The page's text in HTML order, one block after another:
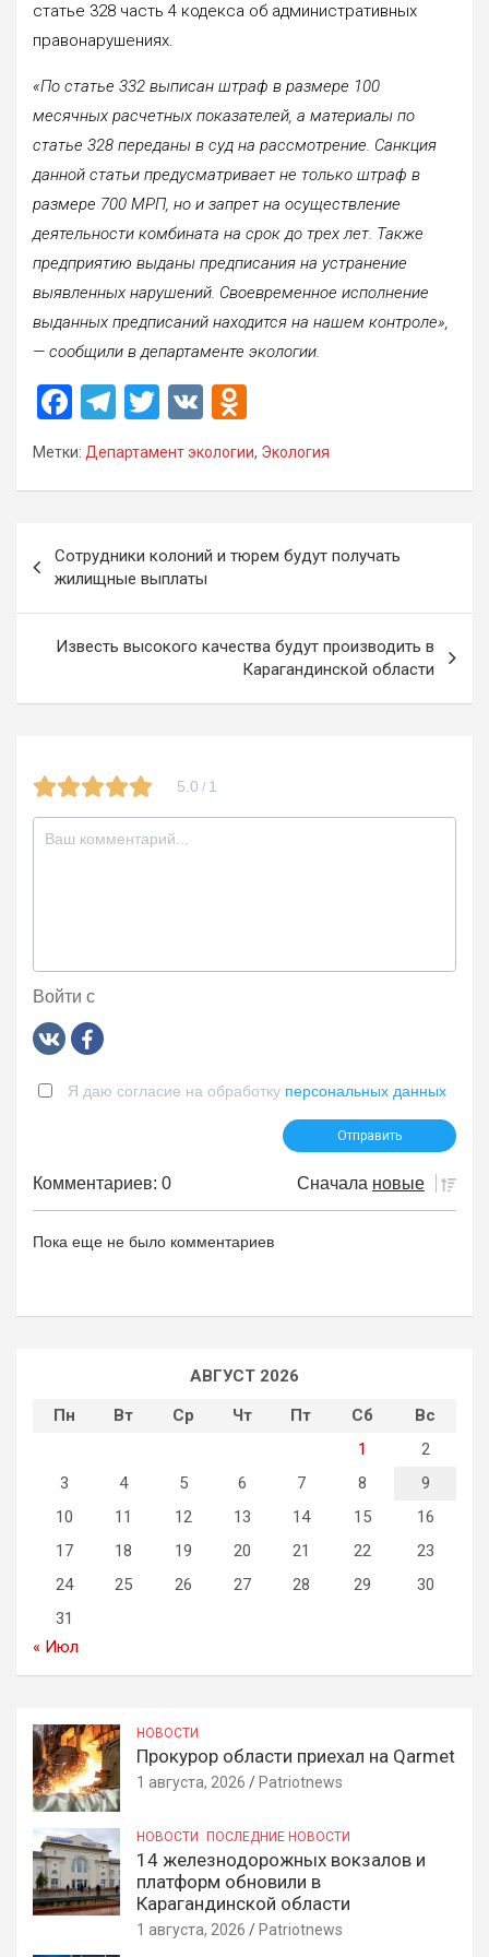
статье 328 часть 4 кодекса об административных
правонарушениях.
«По статье 332 выписан штраф в размере 100
месячных расчетных показателей, а материалы по
статье 328 переданы в суд на рассмотрение. Санкция
данной статьи предусматривает не только штраф в
размере 700 МРП, но и запрет на осуществление
деятельности комбината на срок до трех лет. Также
предприятию выданы предписания на устранение
выявленных нарушений. Своевременное исполнение
выданных предписаний находится на нашем контроле»,
— сообщили в департаменте экологии.
F
a
ce
o
o
k
T
e
a
m
T
tt
V
d
n
kl
a
ss
ni
ki
Метки: Департамент экологии, Экология
по
записям
Сотрудники колоний и тюрем будут получать
жилищные выплаты
Известь высокого качества будут производить в
Карагандинской области
5.0 / 1
Войти с
Я даю согласие на обработку персональных данных
Комментариев: 0 Сначала новые
Пока еще не было комментариев
АВГУСТ 2026
Пн
Вт Ср Чт Пт Сб
Вс
1
2
3
4 5 6 7 8
9
10
11 12 13 14 15
16
17
18 19 20 21 22
23
24
25 26 27 28 29
30
31
« Июл
НОВОСТИ
Прокурор области приехал на Qarmet
1 августа, 2026 Patriotnews
НОВОСТИ ПОСЛЕДНИЕ НОВОСТИ
14 железнодорожных вокзалов и
платформ обновили в
Карагандинской области
1 августа, 2026 Patriotnews